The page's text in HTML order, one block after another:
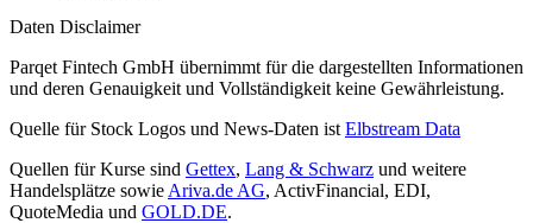
Daten Disclaimer
Parqet Fintech GmbH übernimmt für die dargestellten Informationen
und deren Genauigkeit und Vollständigkeit keine Gewährleistung.
Quelle für Stock Logos und News-Daten ist Elbstream Data
Quellen für Kurse sind Gettex, Lang & Schwarz und weitere
Handelsplätze sowie Ariva.de AG, ActivFinancial, EDI,
QuoteMedia und GOLD.DE.